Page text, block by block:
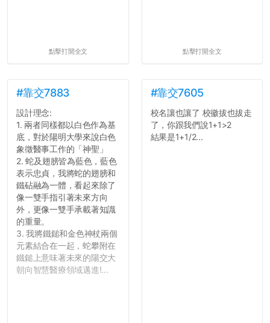
點擊打開全文 點擊打開全文
#靠交7883
設計理念:
1. 兩者同樣都以白色作為基
底，對於陽明大學來說白色
象徵醫事工作的「神聖」
2. 蛇及翅膀皆為藍色，藍色
表示忠貞，我將蛇的翅膀和
鐵砧融為一體，看起來除了
像一雙手指引著未來方向
外，更像一雙手承載著知識
的重量。
3. 我將鐵鎚和金色神杖兩個
元素結合在一起，蛇攀附在
鐵鎚上意味著未來的陽交大
朝向智慧醫療領域邁進!...
#靠交7605
校名讓也讓了 校徽拔也拔走
了，你跟我們說1+1>2
結果是1+1/2...